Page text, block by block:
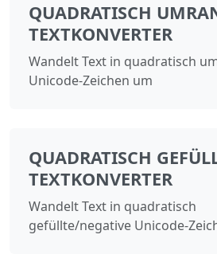
QUADRATISCH
TEXTKONVERTER
Wandelt Text in quadratisch
Unicode‑Zeichen um
QUADRATISCH
TEXTKONVERTER
Wandelt Text in quadratisch
gefüllte/negative